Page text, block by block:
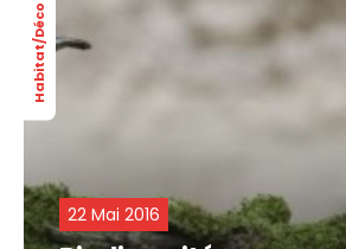
Habitat/Déco
22 Mai 2016